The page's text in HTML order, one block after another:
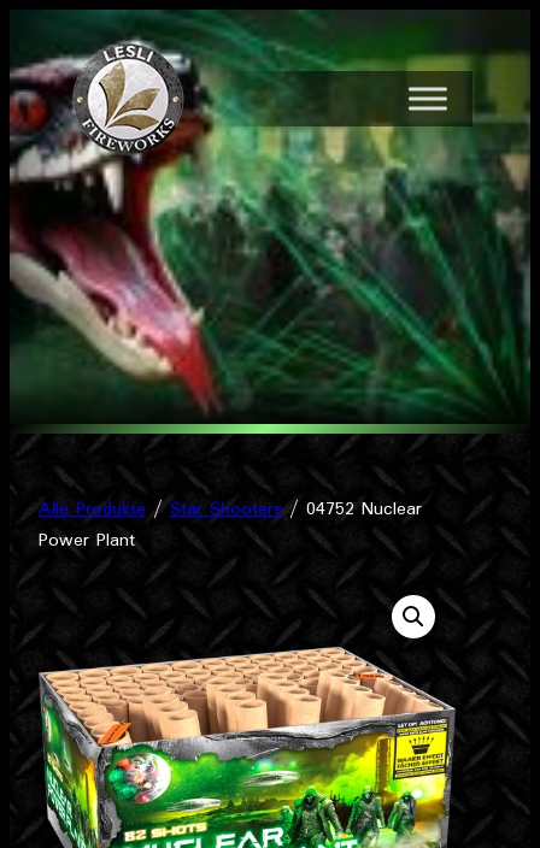
Inhalt
springen
Alle Produkte /Star Shooters/ 04752 Nuclear
Power Plant